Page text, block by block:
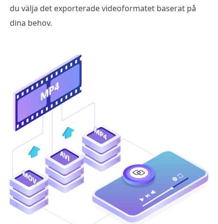
du välja det exporterade videoformatet baserat på
dina behov.